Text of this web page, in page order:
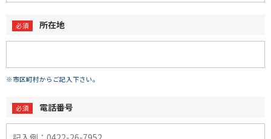
所在地
※市区町村からご記入下さい。
電話番号